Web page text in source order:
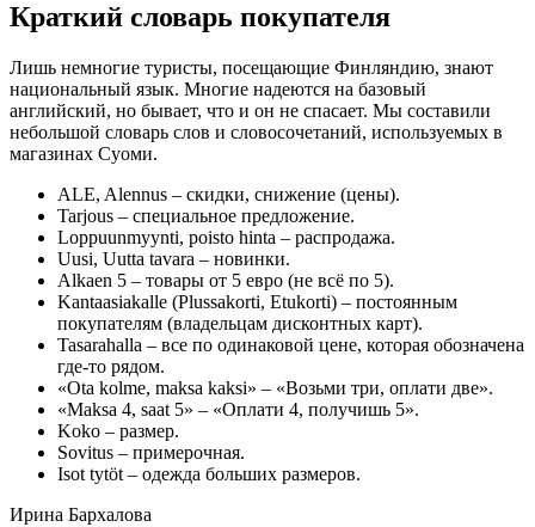
Краткий словарь покупателя
Лишь немногие туристы, посещающие Финляндию, знают
национальный язык. Многие надеются на базовый
английский, но бывает, что и он не спасает. Мы составили
небольшой словарь слов и словосочетаний, используемых в
магазинах Суоми.
ALE, Alennus – скидки, снижение (цены).
Tarjous – специальное предложение.
Loppuunmyynti, poisto hinta – распродажа.
Uusi, Uutta tavara – новинки.
Alkaen 5 – товары от 5 евро (не всё по 5).
Kantaasiakalle (Plussakorti, Etukorti) – постоянным
покупателям (владельцам дисконтных карт).
Tasarahalla – все по одинаковой цене, которая обозначена
где-то рядом.
«Ota kolme, maksa kaksi» – «Возьми три, оплати две».
«Maksa 4, saat 5» – «Оплати 4, получишь 5».
Koko – размер.
Sovitus – примерочная.
Isot tytöt – одежда больших размеров.
Ирина Бархалова